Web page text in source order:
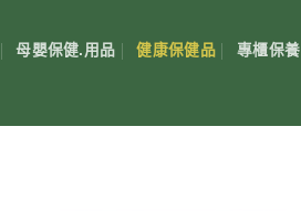
母嬰保健.用品 健康保健品 專櫃保養